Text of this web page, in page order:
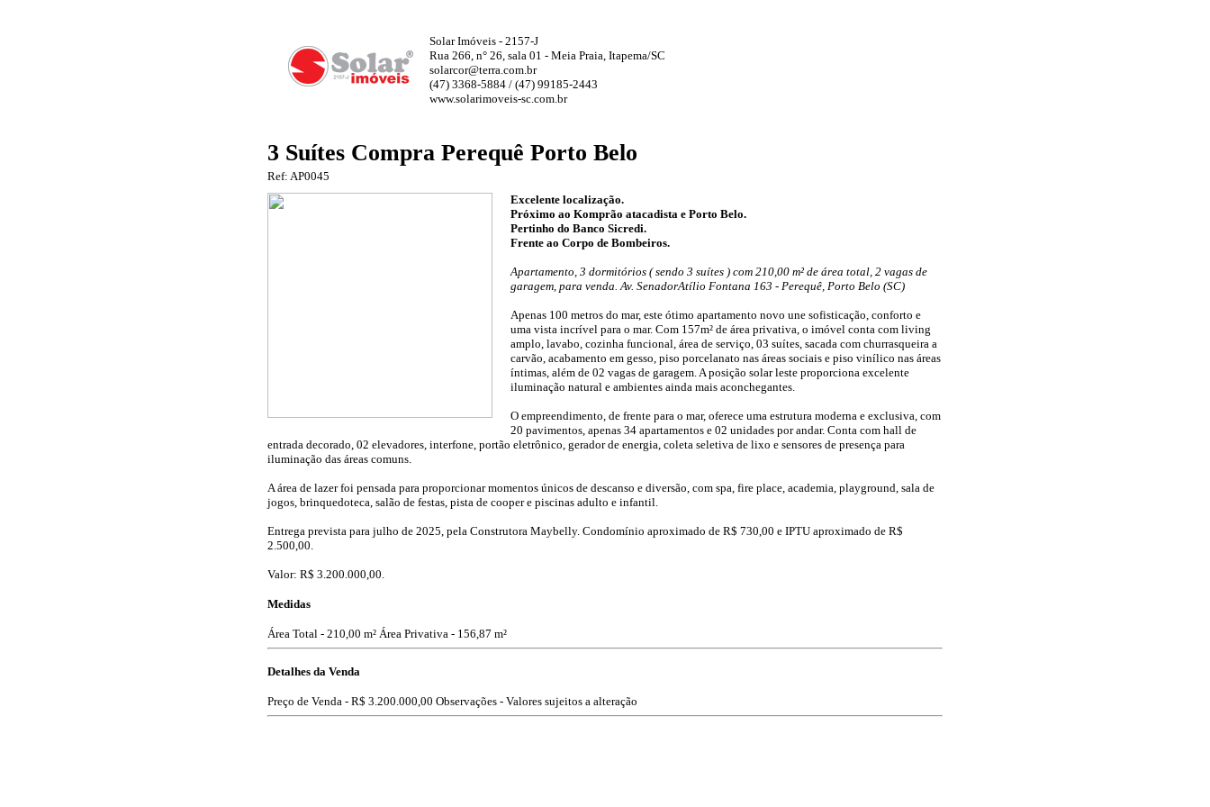
Solar Imóveis - 2157-J
Rua 266, n° 26, sala 01 - Meia Praia, Itapema/SC
solarcor@terra.com.br
(47) 3368-5884 / (47) 99185-2443
www.solarimoveis-sc.com.br
3 Suítes Compra Perequê Porto Belo
Ref: AP0045
Excelente localização.
Próximo ao Komprão atacadista e Porto Belo.
Pertinho do Banco Sicredi.
Frente ao Corpo de Bombeiros.
Apartamento, 3 dormitórios ( sendo 3 suítes ) com 210,00 m² de área total, 2 vagas de
garagem, para venda. Av. SenadorAtílio Fontana 163 - Perequê, Porto Belo (SC)
Apenas 100 metros do mar, este ótimo apartamento novo une sofisticação, conforto e
uma vista incrível para o mar. Com 157m² de área privativa, o imóvel conta com living
amplo, lavabo, cozinha funcional, área de serviço, 03 suítes, sacada com churrasqueira a
carvão, acabamento em gesso, piso porcelanato nas áreas sociais e piso vinílico nas áreas
íntimas, além de 02 vagas de garagem. A posição solar leste proporciona excelente
iluminação natural e ambientes ainda mais aconchegantes.
O empreendimento, de frente para o mar, oferece uma estrutura moderna e exclusiva, com
20 pavimentos, apenas 34 apartamentos e 02 unidades por andar. Conta com hall de
entrada decorado, 02 elevadores, interfone, portão eletrônico, gerador de energia, coleta seletiva de lixo e sensores de presença para
iluminação das áreas comuns.
A área de lazer foi pensada para proporcionar momentos únicos de descanso e diversão, com spa, fire place, academia, playground, sala de
jogos, brinquedoteca, salão de festas, pista de cooper e piscinas adulto e infantil.
Entrega prevista para julho de 2025, pela Construtora Maybelly. Condomínio aproximado de R$ 730,00 e IPTU aproximado de R$
2.500,00.
Valor: R$ 3.200.000,00.
Medidas
Área Total - 210,00 m² Área Privativa - 156,87 m²
Detalhes da Venda
Preço de Venda - R$ 3.200.000,00 Observações - Valores sujeitos a alteração